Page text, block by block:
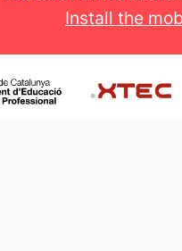
Install the